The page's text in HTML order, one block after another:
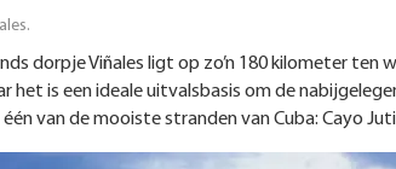
dorpje Viñales ligt op zo’n 180 kilometer ten
het is een ideale uitvalsbasis om de
één van de mooiste stranden van Cuba: Cayo